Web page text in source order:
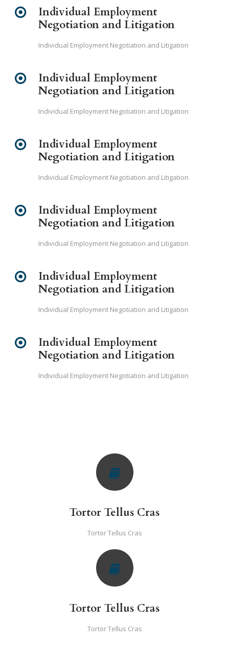
Individual Employment
Negotiation and Litigation
Individual Employment Negotiation and Litigation
Individual Employment
Negotiation and Litigation
Individual Employment Negotiation and Litigation
Individual Employment
Negotiation and Litigation
Individual Employment Negotiation and Litigation
Individual Employment
Negotiation and Litigation
Individual Employment Negotiation and Litigation
Individual Employment
Negotiation and Litigation
Individual Employment Negotiation and Litigation
Individual Employment
Negotiation and Litigation
Individual Employment Negotiation and Litigation
Tortor Tellus Cras
Tortor Tellus Cras
Tortor Tellus Cras
Tortor Tellus Cras